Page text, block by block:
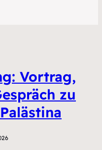
Vortrag,
zu